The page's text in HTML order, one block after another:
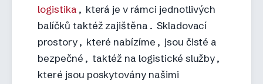
logistika , která je v rámci jednotlivých
balíčků taktéž zajištěna. Skladovací
prostory, které nabízíme, jsou čisté a
bezpečné, taktéž na logistické služby,
které jsou poskytovány našimi